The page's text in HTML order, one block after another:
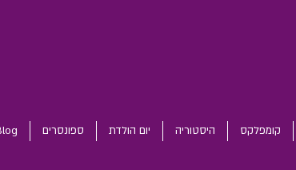
קומפלקס היסטוריה יום הולדת ספונסרים